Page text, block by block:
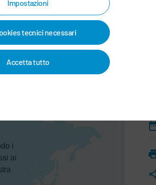
Impostazioni
tecnici necessari
Accetta tutto
9:30 am - 3:00 pm
i
ai